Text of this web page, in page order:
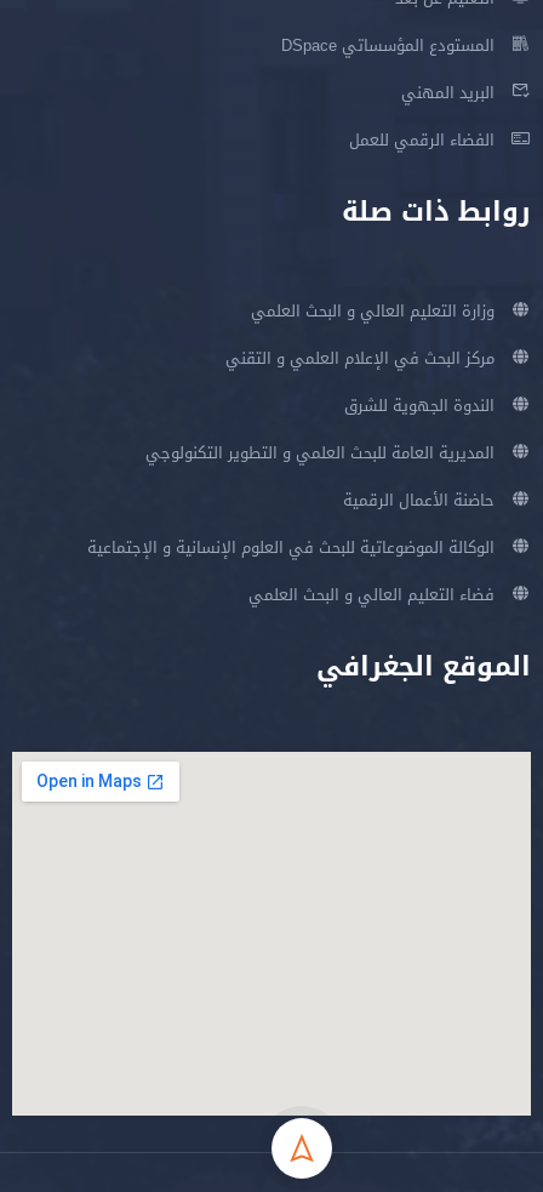
المستودع المؤسساتي DSpace
البريد المهني
الفضاء الرقمي للعمل
روابط ذات صلة
وزارة التعليم العالي و البحث العلمي
مركز البحث في الإعلام العلمي و التقني
الندوة الجهوية للشرق
المديرية العامة للبحث العلمي و التطوير التكنولوجي
حاضنة الأعمال الرقمية
الوكالة الموضوعاتية للبحث في العلوم الإنسانية و الإجتماعية
فضاء التعليم العالي و البحث العلمي
الموقع الجغرافي